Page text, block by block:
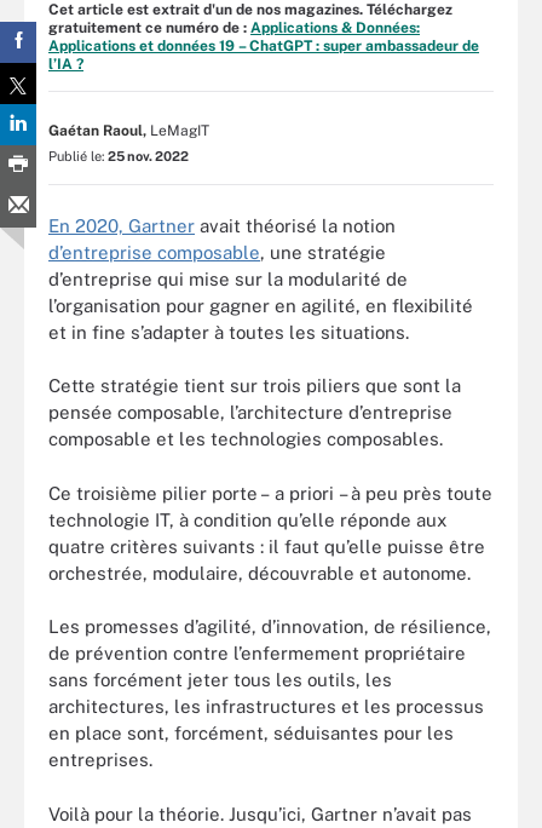
Cet article est extrait d'un de nos magazines. Téléchargez
gratuitement ce numéro de : Applications & Données:
Applications et données 19 – ChatGPT : super ambassadeur de
l’IA ?
Gaétan Raoul, LeMagIT
Publié le: 25 nov. 2022
En 2020, Gartner avait théorisé la notion
d’entreprise composable, une stratégie
d’entreprise qui mise sur la modularité de
l’organisation pour gagner en agilité, en flexibilité
et in fine s’adapter à toutes les situations.
Cette stratégie tient sur trois piliers que sont la
pensée composable, l’architecture d’entreprise
composable et les technologies composables.
Ce troisième pilier porte – a priori – à peu près toute
technologie IT, à condition qu’elle réponde aux
quatre critères suivants : il faut qu’elle puisse être
orchestrée, modulaire, découvrable et autonome.
Les promesses d’agilité, d’innovation, de résilience,
de prévention contre l’enfermement propriétaire
sans forcément jeter tous les outils, les
architectures, les infrastructures et les processus
en place sont, forcément, séduisantes pour les
entreprises.
Voilà pour la théorie. Jusqu’ici, Gartner n’avait pas